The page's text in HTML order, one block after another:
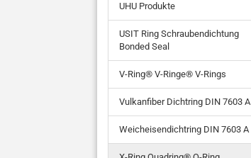
UHU Produkte
USIT Ring Schraubendichtung
Bonded Seal
V-Ring® V-Ringe® V-Rings
Vulkanfiber Dichtring DIN 7603 A
Weicheisendichtring DIN 7603 A